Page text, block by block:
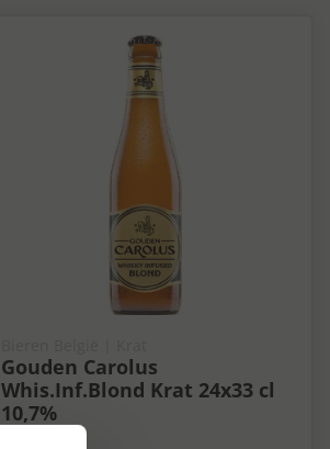
Gouden Carolus
Whis.Inf.Blond Krat 24x33 cl
10,7%